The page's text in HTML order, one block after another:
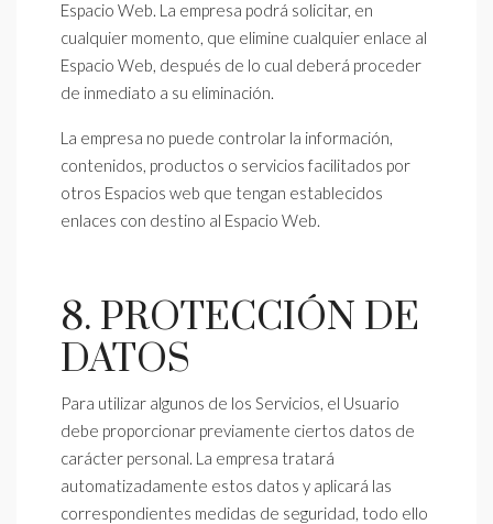
Espacio Web. La empresa podrá solicitar, en
cualquier momento, que elimine cualquier enlace al
Espacio Web, después de lo cual deberá proceder
de inmediato a su eliminación.
La empresa no puede controlar la información,
contenidos, productos o servicios facilitados por
otros Espacios web que tengan establecidos
enlaces con destino al Espacio Web.
8. PROTECCIÓN DE
DATOS
Para utilizar algunos de los Servicios, el Usuario
debe proporcionar previamente ciertos datos de
carácter personal. La empresa tratará
automatizadamente estos datos y aplicará las
correspondientes medidas de seguridad, todo ello